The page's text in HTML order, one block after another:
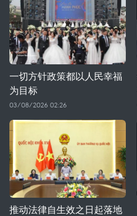
一切方针政策都以人民幸福
为目标
03/08/2026 02:26
推动法律自生效之日起落地